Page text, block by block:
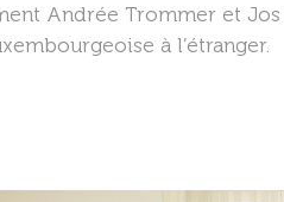
Andrée Trommer et
à l’étranger.